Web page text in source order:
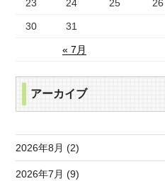
« 7月
23 24 25 26
30 31
アーカイブ
2026年8月 (2)
2026年7月 (9)